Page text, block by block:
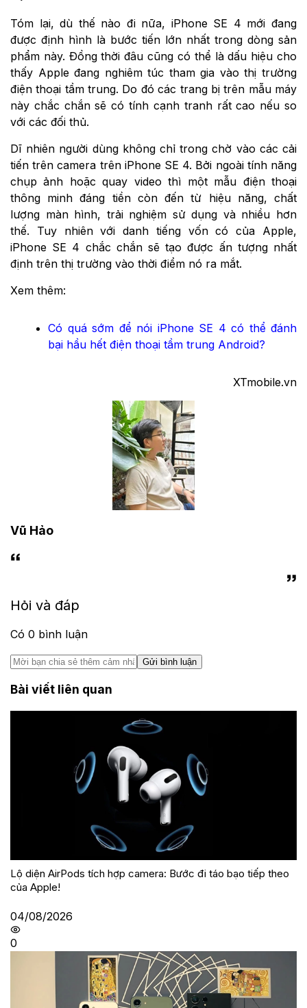
Tóm lại, dù thế nào đi nữa, iPhone SE 4 mới đang
được định hình là bước tiến lớn nhất trong dòng sản
phẩm này. Đồng thời đâu cũng có thể là dấu hiệu cho
thấy Apple đang nghiêm túc tham gia vào thị trường
điện thoại tầm trung. Do đó các trang bị trên mẫu máy
này chắc chắn sẽ có tính cạnh tranh rất cao nếu so
với các đối thủ.
Dĩ nhiên người dùng không chỉ trong chờ vào các cải
tiến trên camera trên iPhone SE 4. Bởi ngoài tính năng
chụp ảnh hoặc quay video thì một mẫu điện thoại
thông minh đáng tiền còn đến từ hiệu năng, chất
lượng màn hình, trải nghiệm sử dụng và nhiều hơn
thế. Tuy nhiên với danh tiếng vốn có của Apple,
iPhone SE 4 chắc chắn sẽ tạo được ấn tượng nhất
định trên thị trường vào thời điểm nó ra mắt.
Xem thêm:
Có quá sớm để nói iPhone SE 4 có thể đánh
bại hầu hết điện thoại tầm trung Android?
XTmobile.vn
Vũ Hảo
Hỏi và đáp
Có 0 bình luận
Gửi bình luận
Bài viết liên quan
Lộ diện AirPods tích hợp camera: Bước đi táo bạo tiếp theo
của Apple!
04/08/2026
0